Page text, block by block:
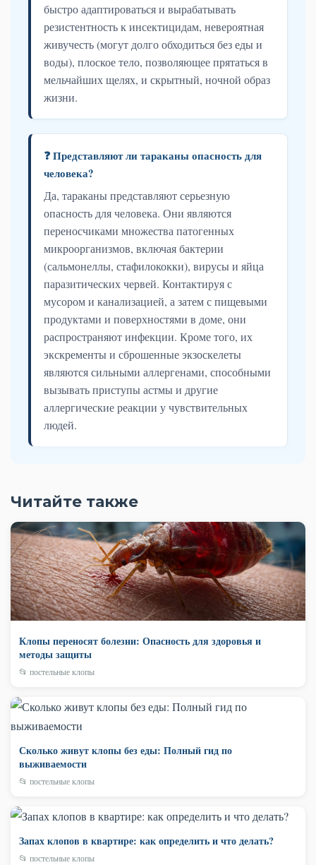
быстро адаптироваться и вырабатывать
резистентность к инсектицидам, невероятная
живучесть (могут долго обходиться без еды и
воды), плоское тело, позволяющее прятаться в
мельчайших щелях, и скрытный, ночной образ
жизни.
❓ Представляют ли тараканы опасность для
человека?
Да, тараканы представляют серьезную
опасность для человека. Они являются
переносчиками множества патогенных
микроорганизмов, включая бактерии
(сальмонеллы, стафилококки), вирусы и яйца
паразитических червей. Контактируя с
мусором и канализацией, а затем с пищевыми
продуктами и поверхностями в доме, они
распространяют инфекции. Кроме того, их
экскременты и сброшенные экзоскелеты
являются сильными аллергенами, способными
вызывать приступы астмы и другие
аллергические реакции у чувствительных
людей.
Читайте также
Клопы переносят болезни: Опасность для здоровья и
методы защиты
📂 постельные клопы
Сколько живут клопы без еды: Полный гид по
выживаемости
📂 постельные клопы
Запах клопов в квартире: как определить и что делать?
📂 постельные клопы